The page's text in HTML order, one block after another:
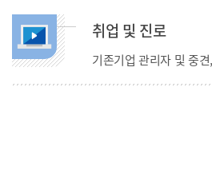
취업 및 진로
기존기업 관리자 및 중